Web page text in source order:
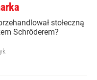
stołeczną
Schröderem?